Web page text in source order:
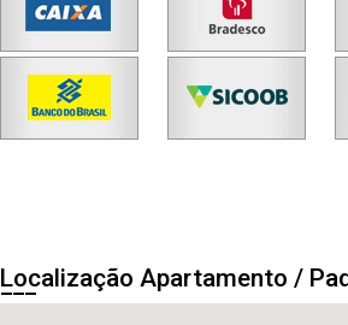
Localização Apartamento /